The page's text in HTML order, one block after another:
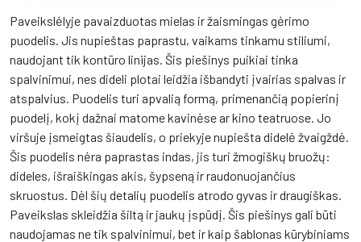
Paveikslėlyje pavaizduotas mielas ir žaismingas gėrimo
puodelis. Jis nupieštas paprastu, vaikams tinkamu stiliumi,
naudojant tik kontūro linijas. Šis piešinys puikiai tinka
spalvinimui, nes dideli plotai leidžia išbandyti įvairias spalvas ir
atspalvius. Puodelis turi apvalią formą, primenančią popierinį
puodelį, kokį dažnai matome kavinėse ar kino teatruose. Jo
viršuje įsmeigtas šiaudelis, o priekyje nupiešta didelė žvaigždė.
Šis puodelis nėra paprastas indas, jis turi žmogiškų bruožų:
dideles, išraiškingas akis, šypseną ir raudonuojančius
skruostus. Dėl šių detalių puodelis atrodo gyvas ir draugiškas.
Paveikslas skleidžia šiltą ir jaukų įspūdį. Šis piešinys gali būti
naudojamas ne tik spalvinimui, bet ir kaip šablonas kūrybiniams